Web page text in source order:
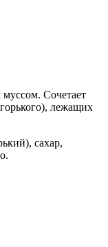
Сочетает
лежащих
сахар,